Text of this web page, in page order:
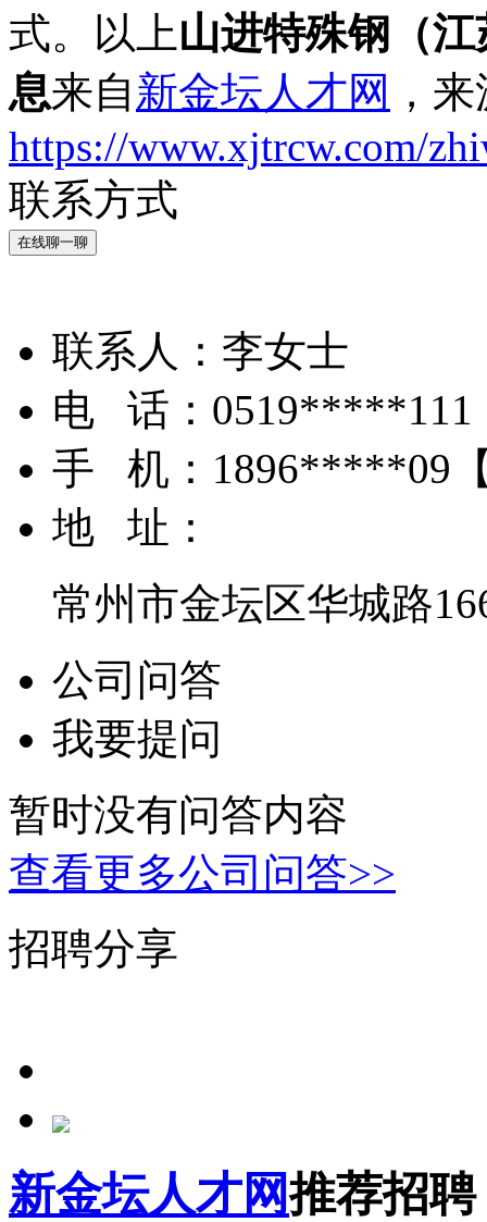
式。以上山进特殊钢（
息来自新金坛人才网 ，
https://www.xjtrcw.com/
联系方式
在线聊一聊
联系人： 李女士
电 话： 0519*****111
手 机： 1896*****09
地 址：
常州市金坛区华城路
公司问答
我要提问
暂时没有问答内容
查看更多公司问答>>
招聘分享
新金坛人才网推荐招聘